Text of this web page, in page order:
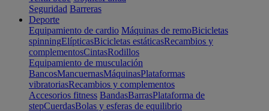
Seguridad Barreras
Deporte
Equipamiento de cardio Máquinas de remoBicicletas
spinningElípticasBicicletas estáticasRecambios y
complementosCintasRodillos
Equipamiento de musculación
BancosMancuernasMáquinasPlataformas
vibratoriasRecambios y complementos
Accesorios fitness BandasBarrasPlataforma de
stepCuerdasBolas y esferas de equilibrio